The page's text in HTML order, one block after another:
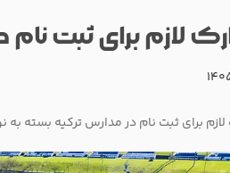
لازم برای ثبت نام
۴/۴
لازم برای ثبت نام در مدارس ترکیه بسته